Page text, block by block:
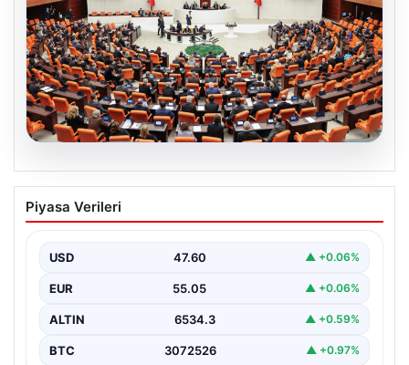
Önce Tasfiye, Sonra Suçlara Erteleme:
10 Maddede Yeni Süreç Yasası
Güvenlik alanındaki önemli gelişmelerden biri olarak,
yasa…
Piyasa Verileri
USD 47.60 ▲ +0.06%
EUR 55.05 ▲ +0.06%
ALTIN 6534.3 ▲ +0.59%
BTC 3072526 ▲ +0.97%